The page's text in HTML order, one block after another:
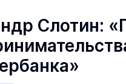
Слотин: